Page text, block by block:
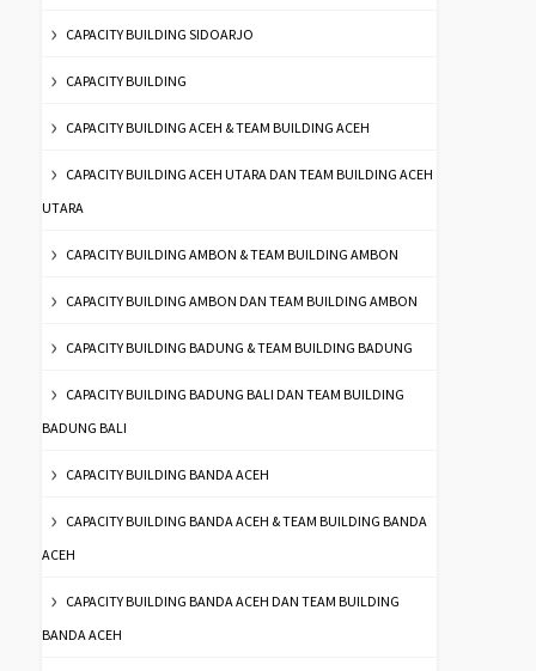
CAPACITY BUILDING SIDOARJO
CAPACITY BUILDING
CAPACITY BUILDING ACEH & TEAM BUILDING ACEH
CAPACITY BUILDING ACEH UTARA DAN TEAM BUILDING ACEH
UTARA
CAPACITY BUILDING AMBON & TEAM BUILDING AMBON
CAPACITY BUILDING AMBON DAN TEAM BUILDING AMBON
CAPACITY BUILDING BADUNG & TEAM BUILDING BADUNG
CAPACITY BUILDING BADUNG BALI DAN TEAM BUILDING
BADUNG BALI
CAPACITY BUILDING BANDA ACEH
CAPACITY BUILDING BANDA ACEH & TEAM BUILDING BANDA
ACEH
CAPACITY BUILDING BANDA ACEH DAN TEAM BUILDING
BANDA ACEH